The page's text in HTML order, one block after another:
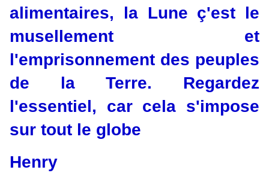
alimentaires, la Lune ç'est le
musellement et
l'emprisonnement des peuples
de la Terre. Regardez
l'essentiel, car cela s'impose
sur tout le globe
Henry